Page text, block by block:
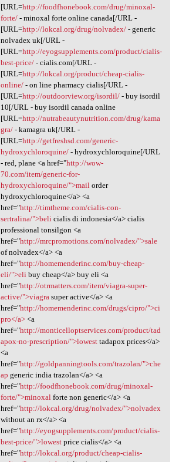
[URL=http://foodfhonebook.com/drug/minoxal-
forte/- minoxal forte online canada[/URL -
[URL=http://lokcal.org/drug/nolvadex/- generic
nolvadex uk[/URL -
[URL=http://eyogsupplements.com/product/cialis-
best-price/- cialis.com[/URL -
[URL=http://lokcal.org/product/cheap-cialis-
online/- on line pharmacy cialis[/URL -
[URL=http://outdoorview.org/isordil/- buy isordil
10[/URL - buy isordil canada online
[URL=http://nutrabeautynutrition.com/drug/kama
gra/- kamagra uk[/URL -
[URL=http://getfreshsd.com/generic-
hydroxychloroquine/- hydroxychloroquine[/URL
- red, plane <a href="http://wow-
70.com/item/generic-for-
hydroxychloroquine/">mailorder
hydroxychloroquine</a> <a
href="http://timtheme.com/cialis-con-
sertralina/">belicialis di indonesia</a> cialis
professional tonsilgon <a
href="http://mrcpromotions.com/nolvadex/">sale
of nolvadex</a> <a
href="http://homemenderinc.com/buy-cheap-
eli/">elibuy cheap</a> buy eli <a
href="http://otrmatters.com/item/viagra-super-
active/">viagrasuper active</a> <a
href="http://homemenderinc.com/drugs/cipro/">ci
pro</a><a
href="http://monticelloptservices.com/product/tad
apox-no-prescription/">lowesttadapox prices</a>
<a
href="http://goldpanningtools.com/trazolan/">che
ap generic india trazolan</a> <a
href="http://foodfhonebook.com/drug/minoxal-
forte/">minoxalforte non generic</a> <a
href="http://lokcal.org/drug/nolvadex/">nolvadex
without an rx</a> <a
href="http://eyogsupplements.com/product/cialis-
best-price/">lowestprice cialis</a> <a
href="http://lokcal.org/product/cheap-cialis-